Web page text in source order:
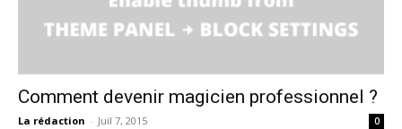
Comment devenir magicien professionnel ?
La rédaction - Juil 7, 2015 0